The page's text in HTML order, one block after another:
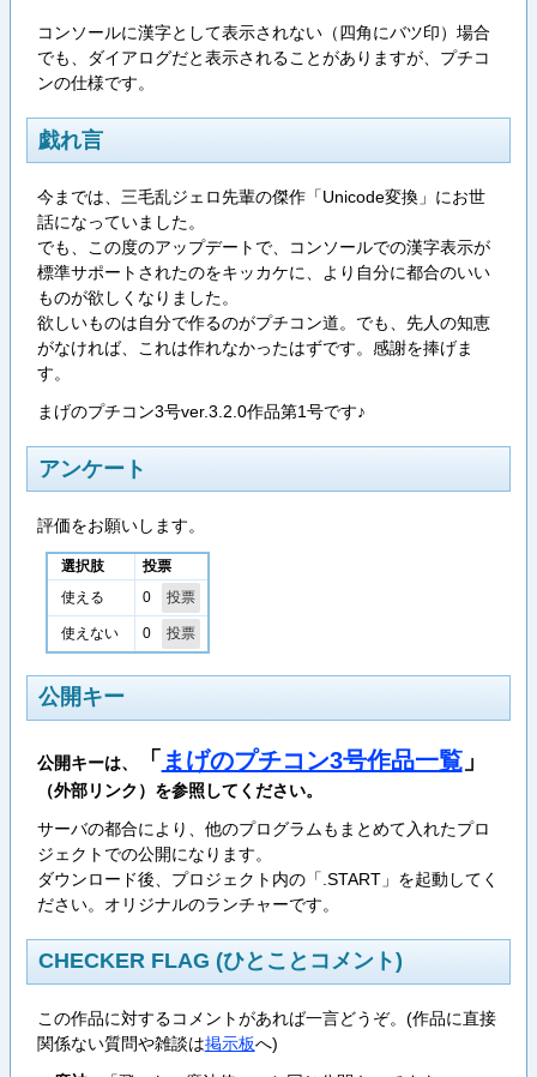
コンソールに漢字として表示されない（四角にバツ印）場合
でも、ダイアログだと表示されることがありますが、プチコ
ンの仕様です。
戯れ言
今までは、三毛乱ジェロ先輩の傑作「Unicode変換」にお世
話になっていました。
でも、この度のアップデートで、コンソールでの漢字表示が
標準サポートされたのをキッカケに、より自分に都合のいい
ものが欲しくなりました。
欲しいものは自分で作るのがプチコン道。でも、先人の知恵
がなければ、これは作れなかったはずです。感謝を捧げま
す。
まげのプチコン3号ver.3.2.0作品第1号です♪
アンケート
評価をお願いします。
選択肢 投票
使える 0
使えない 0
公開キー
公開キーは、 「 まげのプチコン3号作品一覧」
（外部リンク）を参照してください。
サーバの都合により、他のプログラムもまとめて入れたプロ
ジェクトでの公開になります。
ダウンロード後、プロジェクト内の「.START」を起動してく
ださい。オリジナルのランチャーです。
CHECKER FLAG (ひとことコメント)
この作品に対するコメントがあれば一言どうぞ。(作品に直接
関係ない質問や雑談は掲示板へ)